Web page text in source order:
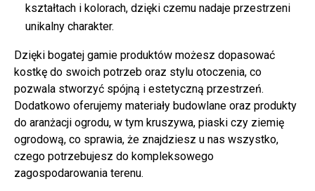
kształtach i kolorach, dzięki czemu nadaje przestrzeni
unikalny charakter.
Dzięki bogatej gamie produktów możesz dopasować
kostkę do swoich potrzeb oraz stylu otoczenia, co
pozwala stworzyć spójną i estetyczną przestrzeń.
Dodatkowo oferujemy materiały budowlane oraz produkty
do aranżacji ogrodu, w tym kruszywa, piaski czy ziemię
ogrodową, co sprawia, że znajdziesz u nas wszystko,
czego potrzebujesz do kompleksowego
zagospodarowania terenu.